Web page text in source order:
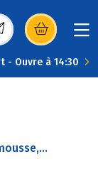
dans une
- Ouvre à 14:30